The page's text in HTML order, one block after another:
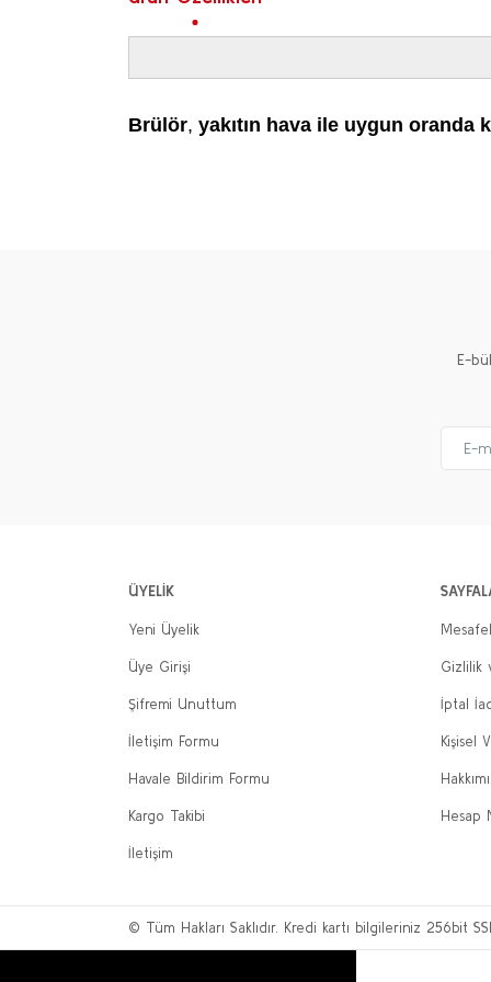
Brülör, yakıtın hava ile uygun oranda
E-
ÜYELİK
Yeni Üyelik
Üye Girişi
Şifremi Unuttum
İletişim Formu
Havale Bildirim Formu
Kargo Takibi
İletişim
Gizlilik
İptal
Kişisel
Hesap
© Tüm Hakları Saklıdır. Kredi kartı bilgileriniz 256bit